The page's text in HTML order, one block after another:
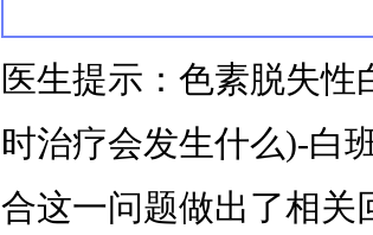
医生提示：色素脱失性
时治疗会发生什么)-白
合这一问题做出了相关